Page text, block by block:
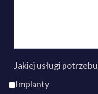
Jakiej usługi
Implanty